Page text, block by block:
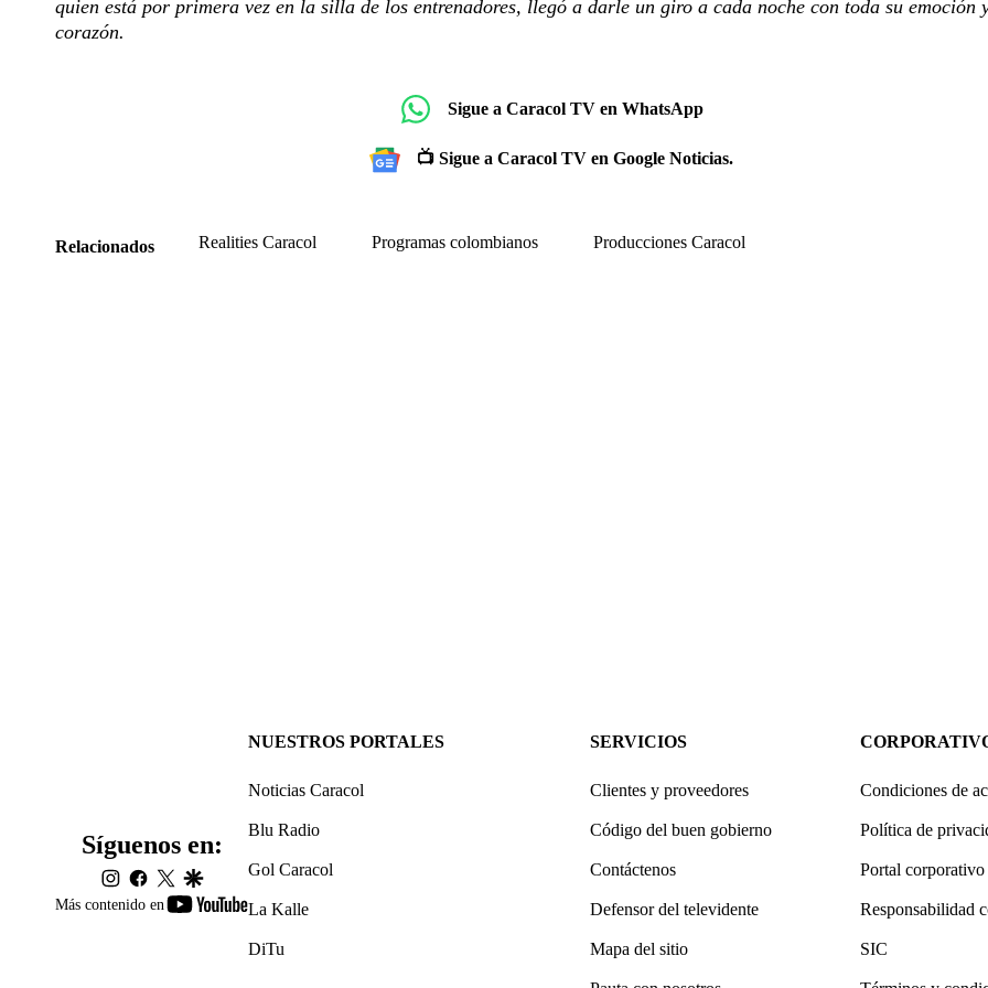
quien está por primera vez en la silla de los entrenadores, llegó a darle un giro a cada noche con toda su emoción
corazón.
Sigue a Caracol TV en WhatsApp
📺 Sigue a Caracol TV en Google Noticias.
Relacionados Realities Caracol Programas colombianos Producciones Caracol
Más contenido en
youtube-
Síguenos en:
instagram
facebook
twittergoogle
NUESTROS PORTALES
Noticias Caracol
Blu Radio
Gol Caracol
La Kalle
DiTu
SERVICIOS
Clientes y proveedores
Código del buen gobierno
Contáctenos
Defensor del televidente
Mapa del sitio
Condiciones de
Política de
Portal corporativo
Responsabilidad
SIC